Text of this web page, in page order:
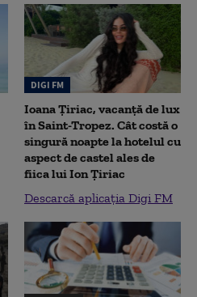
DIGI FM
Ioana Țiriac, vacanță de lux
în Saint-Tropez. Cât costă o
singură noapte la hotelul cu
aspect de castel ales de
fiica lui Ion Țiriac
Descarcă aplicația Digi FM